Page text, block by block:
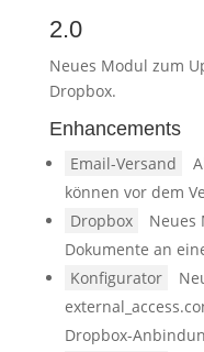
2.0
Neues Modul zum
Dropbox.
Enhancements
Email-Versand
können vor dem
Dropbox
Neues
Dokumente an
Konfigurator
Dropbox-